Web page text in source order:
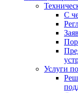
С
Услуги